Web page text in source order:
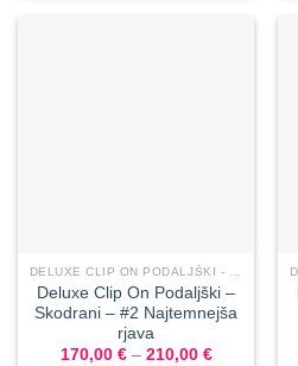
Deluxe Clip On Podaljški –
Skodrani – #2 Najtemnejša
rjava
170,00 €– 210,00 €